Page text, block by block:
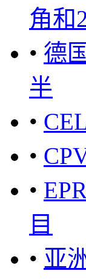
角和
• 德
半
•
•
•
目
• 亚